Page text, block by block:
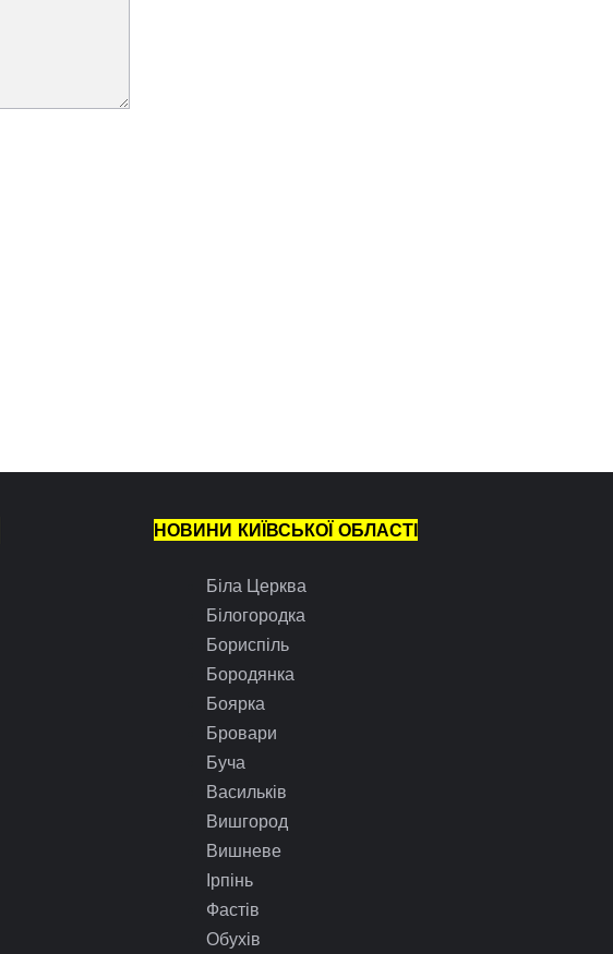
НОВИНИ КИЇВСЬКОЇ ОБЛАСТІ
Біла Церква
Білогородка
Бориспіль
Бородянка
Боярка
Бровари
Буча
Васильків
Вишгород
Вишневе
Ірпінь
Фастів
Обухів